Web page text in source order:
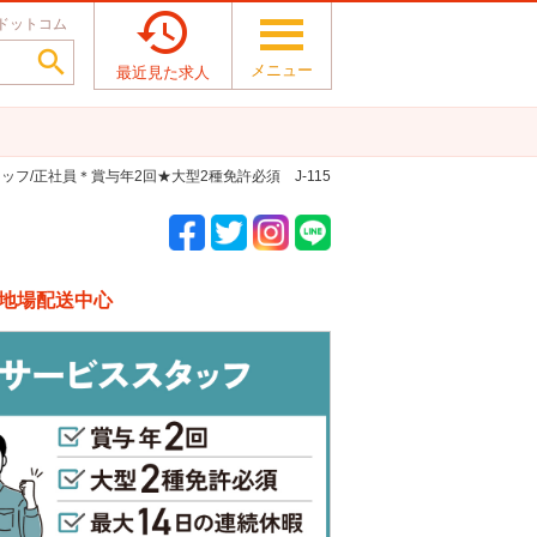
ットコム


最近見た求人 メニュー
ッフ/正社員＊賞与年2回★大型2種免許必須 J-115
場配送中心